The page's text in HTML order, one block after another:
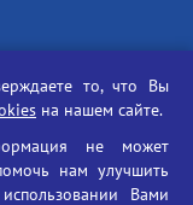
то, что Вы
на нашем сайте.
не может
нам улучшить
Вами